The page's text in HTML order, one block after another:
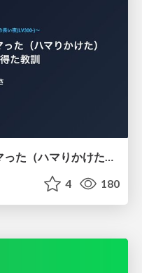
AWS ネットワーク構築でハマった（ハマりかけた） 5選とそこから得た教訓
4 180